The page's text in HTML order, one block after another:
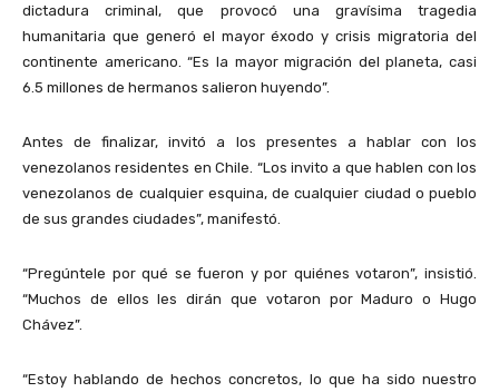
dictadura criminal, que provocó una gravísima tragedia
humanitaria que generó el mayor éxodo y crisis migratoria del
continente americano. “Es la mayor migración del planeta, casi
6.5 millones de hermanos salieron huyendo”.
Antes de finalizar, invitó a los presentes a hablar con los
venezolanos residentes en Chile. “Los invito a que hablen con los
venezolanos de cualquier esquina, de cualquier ciudad o pueblo
de sus grandes ciudades”, manifestó.
“Pregúntele por qué se fueron y por quiénes votaron”, insistió.
“Muchos de ellos les dirán que votaron por Maduro o Hugo
Chávez”.
“Estoy hablando de hechos concretos, lo que ha sido nuestro